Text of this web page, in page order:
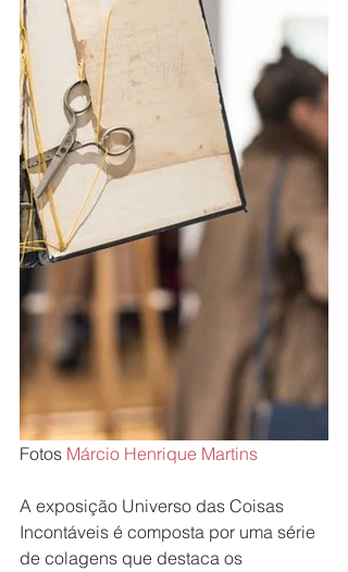
Fotos Márcio Henrique Martins
A exposição Universo das Coisas
Incontáveis é composta por uma série
de colagens que destaca os